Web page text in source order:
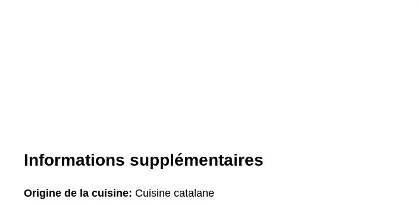
Informations supplémentaires
Origine de la cuisine: Cuisine catalane